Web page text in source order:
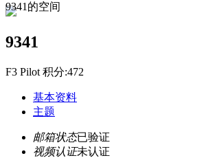
9341的空间
9341
F3 Pilot 积分:472
基本资料
主题
邮箱状态已验证
视频认证未认证